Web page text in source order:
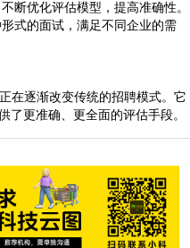
断优化评估模型，提高准确性。
式的面试，满足不同企业的需
在逐渐改变传统的招聘模式。它
了更准确、更全面的评估手段。